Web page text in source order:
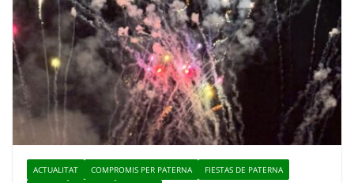
ACTUALITAT COMPROMIS PER PATERNA
FIESTAS DE PATERNA